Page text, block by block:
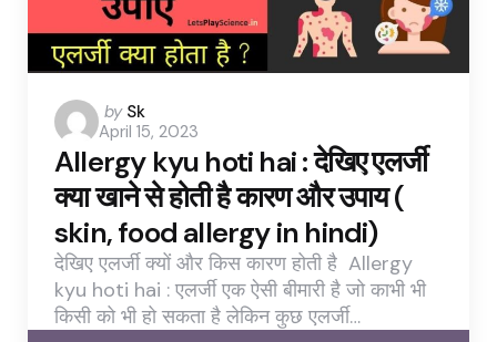
Posted
by
by Sk
April 15, 2023
Allergy kyu hoti hai : देखिए एलर्जी
क्या खाने से होती है कारण और उपाय (
skin, food allergy in hindi)
देखिए एलर्जी क्यों और किस कारण होती है Allergy
kyu hoti hai : एलर्जी एक ऐसी बीमारी है जो काभी भी
किसी को भी हो सकता है लेकिन कुछ एलर्जी…